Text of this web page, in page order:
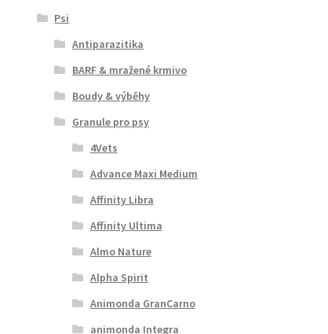
Psi
Antiparazitika
BARF & mražené krmivo
Boudy & výběhy
Granule pro psy
4Vets
Advance Maxi Medium
Affinity Libra
Affinity Ultima
Almo Nature
Alpha Spirit
Animonda GranCarno
animonda Integra